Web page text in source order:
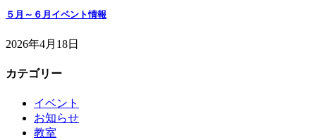
５月～６月イベント情報
2026年4月18日
カテゴリー
イベント
お知らせ
教室